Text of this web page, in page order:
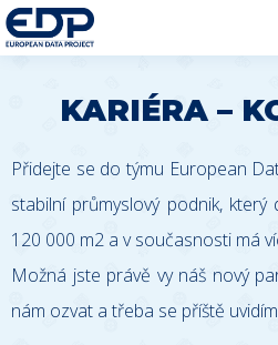
KARIÉRA –
Přidejte se do týmu European
stabilní průmyslový podnik,
120 000 m2 a v současnosti má
Možná jste právě vy náš nový
nám ozvat a třeba se příště